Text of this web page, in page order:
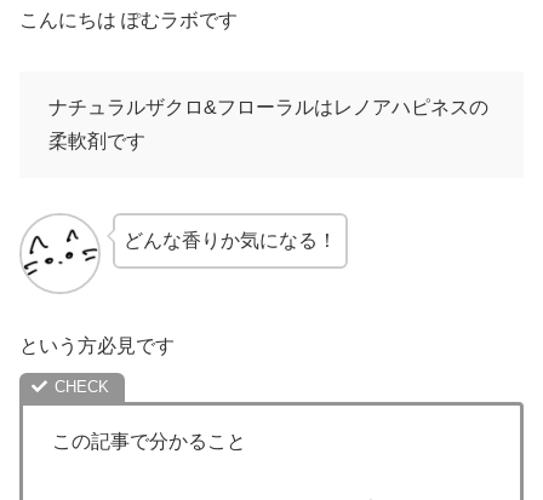
こんにちは ぽむラボです
ナチュラルザクロ&フローラルはレノアハピネスの
柔軟剤です
どんな香りか気になる！
という方必見です
この記事で分かること